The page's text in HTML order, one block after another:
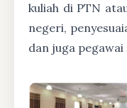
kuliah di PTN
negeri,
dan juga pegawai